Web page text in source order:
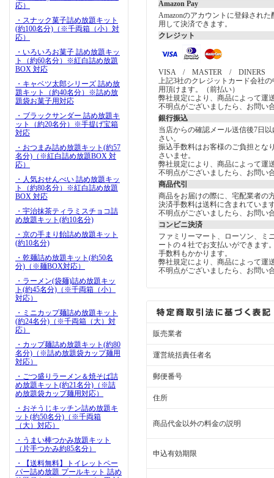
応）
・スナック菓子詰め放題キット
(約100名分)（※千両箱（小）対
応）
・いろいろお菓子 詰め放題キッ
ト（約60名分）※紅白詰め放題
BOX 対応
・キャベツ太郎シリーズ 詰め放
題キット（約40名分）※詰め放
題袋お菓子用対応
・ブラックサンダー 詰め放題キ
ット（約20名分）※手提げ宝箱
対応
・おつまみ詰め放題キット(約57
名分)（※紅白詰め放題BOX 対
応）
・人気おせんべい 詰め放題キッ
ト（約80名分）※紅白詰め放題
BOX 対応
・宇治抹茶ティラミスチョコ詰
め放題キット(約10名分)
・京の手まり飴詰め放題キット
(約10名分)
・乾麺詰め放題キット(約50名
分)（※麺BOX対応）
・ラーメン(袋麺)詰め放題キッ
ト(約45名分)（※千両箱（小）
対応）
・ミニカップ麺詰め放題キット
(約24名分)（※千両箱（大）対
応）
・カップ麺詰め放題キット(約80
名分)（※詰め放題袋カップ麺用
対応）
・ごつ盛りラーメン＆焼そば詰
め放題キット(約21名分)（※詰
め放題袋カップ麺用対応）
・おそうじキッチン詰め放題キ
ット(約50名分)（※千両箱
（大）対応）
・うまい棒つかみ放題キット
（片手つかみ約85名分）
・【送料無料】トイレットペー
パー詰め放題 プールキット 詰め
Amazon Pay
Amazonのアカウントに登録され
用して決済できます。
クレジット
VISA / MASTER / DINERS
上記3社のクレジットカード会社
用頂けます。（前払い）
弊社規定により、商品によって運
不明点がございましたら、お問い
銀行振込
当店からの確認メール送信後7日
さい。
振込手数料はお客様のご負担とな
さいませ。
弊社規定により、商品によって運
不明点がございましたら、お問い
商品代引
商品をお届けの際に、宅配業者の
決済手数料は送料に含まれていま
不明点がございましたら、お問い
コンビニ決済
ファミリーマート、ローソン、ミ
ートの４社でお支払いができます
手数料もかかります。
弊社規定により、商品によって運
不明点がございましたら、お問い
販売業者
運営統括責任者名
郵便番号
住所
商品代金以外の料金の説明
申込有効期限